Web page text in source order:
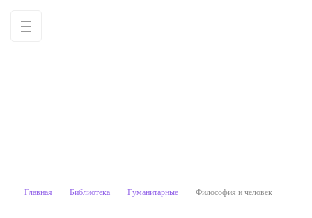
Главная Библиотека Гуманитарные Философия и человек